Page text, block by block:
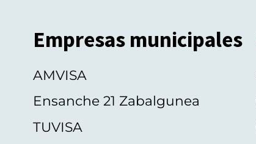
Empresas municipales
AMVISA
Ensanche 21 Zabalgunea
TUVISA